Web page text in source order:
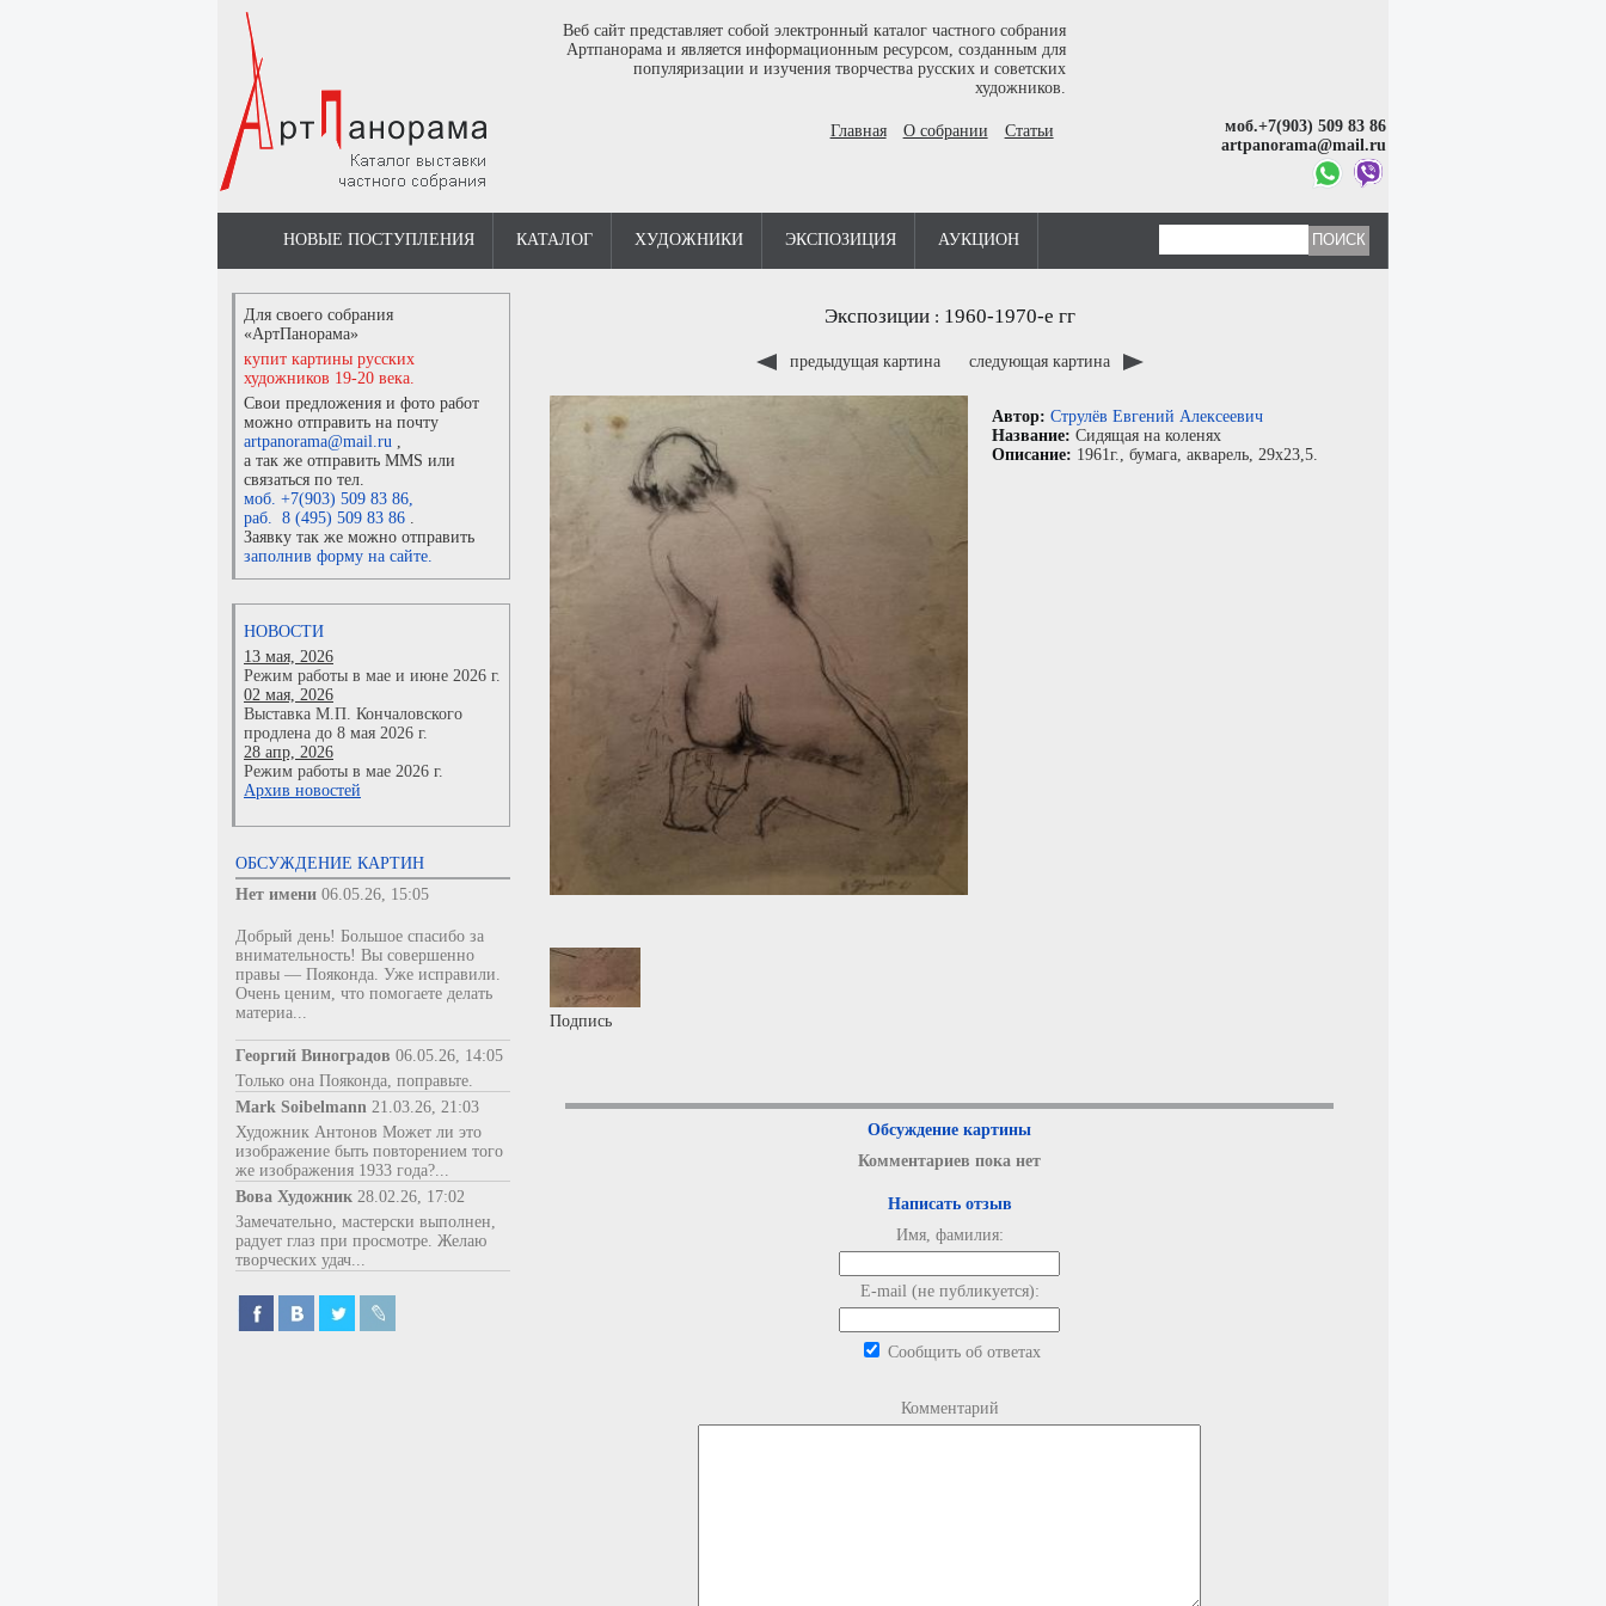
Веб сайт представляет собой электронный каталог частного собрания
Артпанорама и является информационным ресурсом, созданным для
популяризации и изучения творчества русских и советских
художников.
Главная О собрании Статьи
моб.+7(903) 509 83 86
artpanorama@mail.ru
НОВЫЕ ПОСТУПЛЕНИЯ КАТАЛОГ ХУДОЖНИКИ ЭКСПОЗИЦИЯ АУКЦИОН
Для своего собрания
«АртПанорама»
купит картины русских
художников 19-20 века.
Свои предложения и фото работ
можно отправить на почту
artpanorama@mail.ru ,
а так же отправить MMS или
связаться по тел.
моб. +7(903) 509 83 86,
раб. 8 (495) 509 83 86 .
Заявку так же можно отправить
заполнив форму на сайте.
НОВОСТИ
13 мая, 2026
Режим работы в мае и июне 2026 г.
02 мая, 2026
Выставка М.П. Кончаловского
продлена до 8 мая 2026 г.
28 апр, 2026
Режим работы в мае 2026 г.
Архив новостей
ОБСУЖДЕНИЕ КАРТИН
Нет имени 06.05.26, 15:05
Добрый день! Большое спасибо за
внимательность! Вы совершенно
правы — Пояконда. Уже исправили.
Очень ценим, что помогаете делать
материа...
Георгий Виноградов 06.05.26, 14:05
Только она Пояконда, поправьте.
Mark Soibelmann 21.03.26, 21:03
Художник Антонов Может ли это
изображение быть повторением того
же изображения 1933 года?...
Вова Художник 28.02.26, 17:02
Замечательно, мастерски выполнен,
радует глаз при просмотре. Желаю
творческих удач...
Экспозиции: 1960-1970-е гг
предыдущая картина следующая картина
Автор: Струлёв Евгений Алексеевич
Название: Сидящая на коленях
Описание: 1961г., бумага, акварель, 29x23,5.
Подпись
Обсуждение картины
Комментариев пока нет
Написать отзыв
Имя, фамилия:
E-mail (не публикуется):
Сообщить об ответах
Комментарий